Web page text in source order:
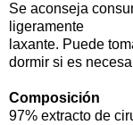
Se aconseja
ligeramente
laxante. Puede
dormir si es
Composición
97% extracto de